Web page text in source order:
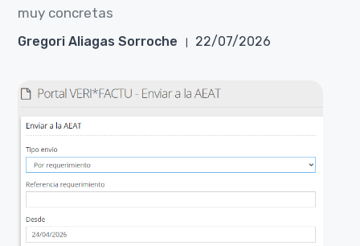
muy concretas
Gregori Aliagas Sorroche 22/07/2026